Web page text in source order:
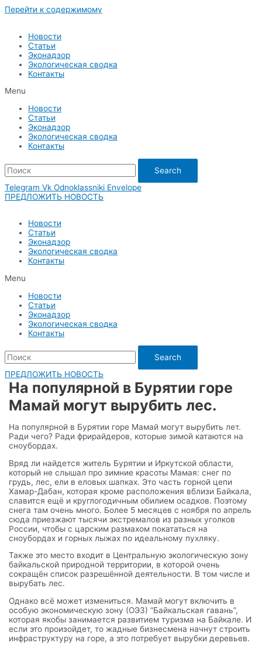
Перейти к содержимому
Новости
Статьи
Эконадзор
Экологическая сводка
Контакты
Menu
Новости
Статьи
Эконадзор
Экологическая сводка
Контакты
Search
Telegram Vk Odnoklassniki Envelope
ПРЕДЛОЖИТЬ НОВОСТЬ
Новости
Статьи
Эконадзор
Экологическая сводка
Контакты
Menu
Новости
Статьи
Эконадзор
Экологическая сводка
Контакты
Search
ПРЕДЛОЖИТЬ НОВОСТЬ
На популярной в Бурятии горе
Мамай могут вырубить лес.
На популярной в Бурятии горе Мамай могут вырубить лет.
Ради чего? Ради фрирайдеров, которые зимой катаются на
сноубордах.
Вряд ли найдется житель Бурятии и Иркутской области,
который не слышал про зимние красоты Мамая: снег по
грудь, лес, ели в еловых шапках. Это часть горной цепи
Хамар-Дабан, которая кроме расположения вблизи Байкала,
славится ещё и круглогодичным обилием осадков. Поэтому
снега там очень много. Более 5 месяцев с ноября по апрель
сюда приезжают тысячи экстремалов из разных уголков
России, чтобы с царским размахом покататься на
сноубордах и горных лыжах по идеальному пухляку.
Также это место входит в Центральную экологическую зону
байкальской природной территории, в которой очень
сокращён список разрешённой деятельности. В том числе и
вырубать лес.
Однако всё может измениться. Мамай могут включить в
особую экономическую зону (ОЭЗ) “Байкальская гавань”,
которая якобы занимается развитием туризма на Байкале. И
если это произойдет, то жадные бизнесмена начнут строить
инфраструктуру на горе, а это потребует вырубки деревьев.